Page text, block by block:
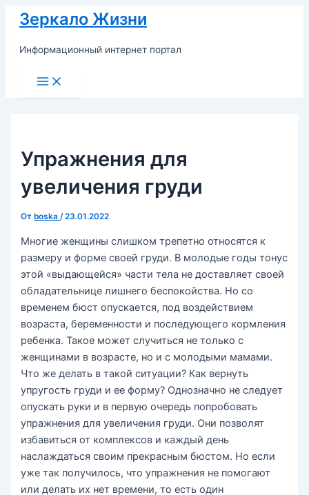
Перейти
содержимому
Зеркало Жизни
Информационный интернет портал
Main
Menu
Упражнения для
увеличения груди
От boska/23.01.2022
Многие женщины слишком трепетно относятся к
размеру и форме своей груди. В молодые годы тонус
этой «выдающейся» части тела не доставляет своей
обладательнице лишнего беспокойства. Но со
временем бюст опускается, под воздействием
возраста, беременности и последующего кормления
ребенка. Такое может случиться не только с
женщинами в возрасте, но и с молодыми мамами.
Что же делать в такой ситуации? Как вернуть
упругость груди и ее форму? Однозначно не следует
опускать руки и в первую очередь попробовать
упражнения для увеличения груди. Они позволят
избавиться от комплексов и каждый день
наслаждаться своим прекрасным бюстом. Но если
уже так получилось, что упражнения не помогают
или делать их нет времени, то есть один